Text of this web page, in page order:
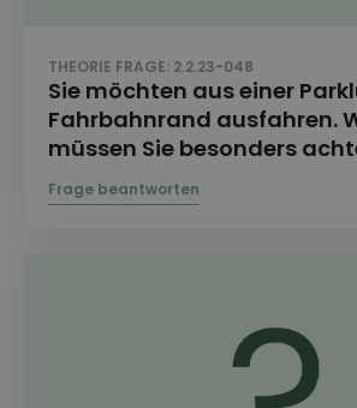
THEORIE FRAGE: 2.2.23-048
Sie möchten aus einer
Fahrbahnrand ausfahren.
müssen Sie besonders